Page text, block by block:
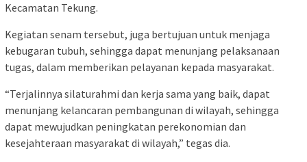
Kecamatan Tekung.
Kegiatan senam tersebut, juga bertujuan untuk menjaga
kebugaran tubuh, sehingga dapat menunjang pelaksanaan
tugas, dalam memberikan pelayanan kepada masyarakat.
“Terjalinnya silaturahmi dan kerja sama yang baik, dapat
menunjang kelancaran pembangunan di wilayah, sehingga
dapat mewujudkan peningkatan perekonomian dan
kesejahteraan masyarakat di wilayah,” tegas dia.